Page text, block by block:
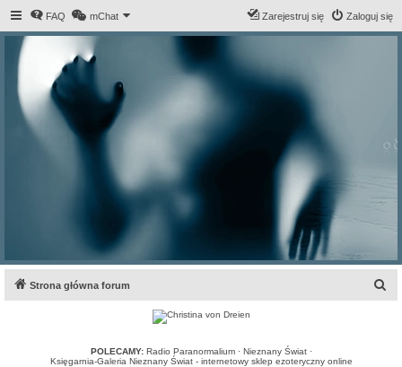
FAQ mChat Zaloguj się
Zarejestruj się
Strona główna forum
POLECAMY: Radio Paranormalium· Nieznany Świat·
Księgarnia-Galeria Nieznany Świat - internetowy sklep ezoteryczny online